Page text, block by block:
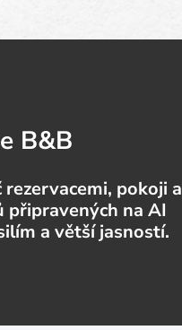
B&B
pokoji a
připravených na AI
a větší jasností.